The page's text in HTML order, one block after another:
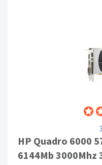
HP Quadro 6000
6144Mb 3000Mhz